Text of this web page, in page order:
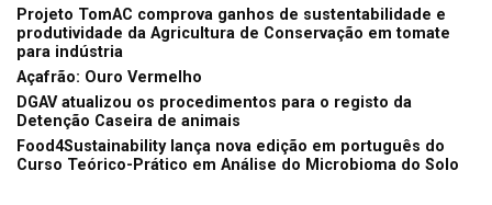
Projeto TomAC comprova ganhos de sustentabilidade e
produtividade da Agricultura de Conservação em tomate
para indústria
Açafrão: Ouro Vermelho
DGAV atualizou os procedimentos para o registo da
Detenção Caseira de animais
Food4Sustainability lança nova edição em português do
Curso Teórico-Prático em Análise do Microbioma do Solo